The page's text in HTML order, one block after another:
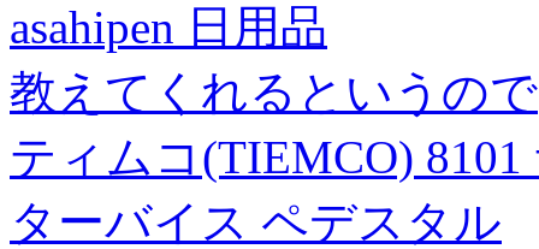
asahipen 日用品
教えてくれるというので
ティムコ(TIEMCO)
ターバイス ペデスタル